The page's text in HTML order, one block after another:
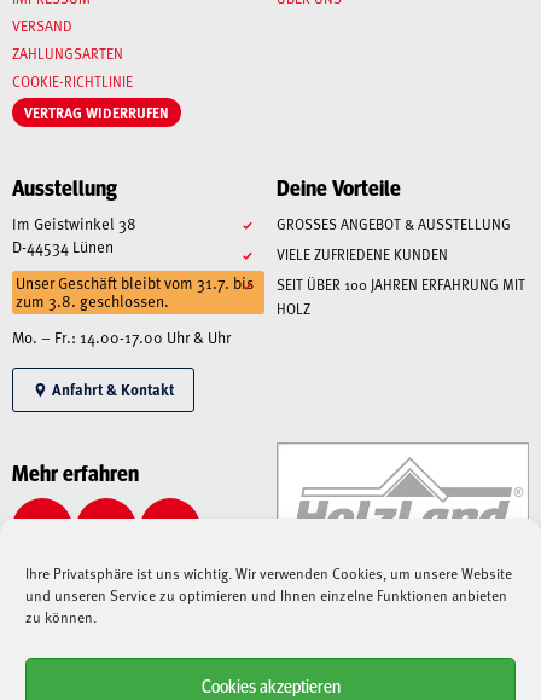
Ihre Privatsphäre ist uns wichtig. Wir verwenden Cookies, um unsere Website
und unseren Service zu optimieren und Ihnen einzelne Funktionen anbieten
zu können.
Cookies akzeptieren
VERSAND
ZAHLUNGSARTEN
COOKIE-RICHTLINIE
VERTRAG WIDERRUFEN
Ausstellung
Im Geistwinkel 38
D-44534 Lünen
Unser Geschäft bleibt vom 31.7. bis
zum 3.8. geschlossen.
Mo. – Fr.: 14.00-17.00 Uhr & Uhr
Anfahrt & Kontakt
Deine Vorteile
GROSSES ANGEBOT & AUSSTELLUNG
VIELE ZUFRIEDENE KUNDEN
SEIT ÜBER 100 JAHREN ERFAHRUNG MIT
HOLZ
Mehr erfahren
Alle angegebenen Preise sind Gesamtpreise inkl. MwSt., zzgl. Liefer-/Versandkosten.